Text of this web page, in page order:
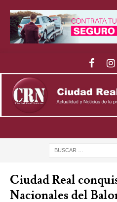
Ciudad Real
Nacionales del